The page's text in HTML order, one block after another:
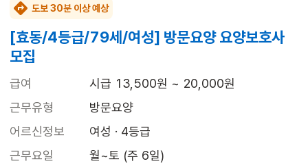
도보 30분 이상 예상
[효동/4등급/79세/여성] 방문요양 요양보호사
모집
급여
시급 13,500원 ~ 20,000원
근무유형
방문요양
어르신정보
여성 · 4등급
근무요일
월~토 (주 6일)